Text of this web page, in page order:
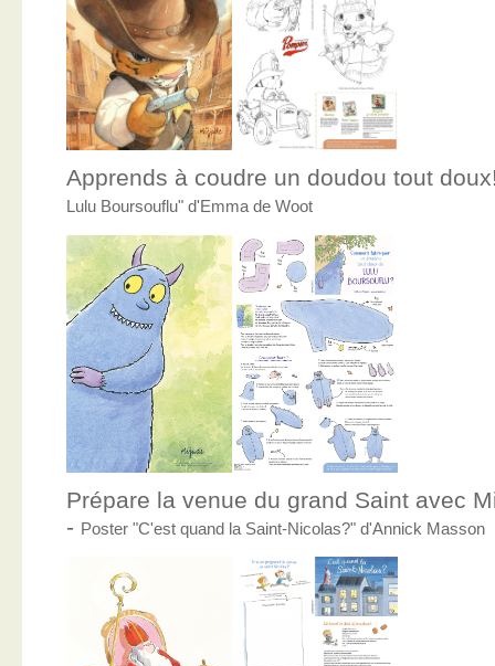
Apprends à coudre un doudou tout
Lulu Boursouflu" d'Emma de Woot
Prépare la venue du grand Saint avec
- Poster "C'est quand la Saint-Nicolas?" d'Annick Masson